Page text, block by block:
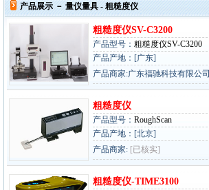
产品展示 － 量仪量具- 粗糙度仪
粗糙度仪SV-C3200
产品型号： 粗糙度仪SV-C3200
产品产地：[广东]
产品商家:广东福驰科技有限公司
粗糙度仪
产品型号： RoughScan
产品产地：[北京]
产品商家: [已核实]
粗糙度仪-TIME3100